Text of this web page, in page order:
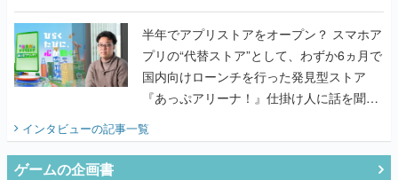
うこだわりをプロデューサーに聞いた
半年でアプリストアをオープン？ スマホア
プリの“代替ストア”として、わずか6ヵ月で
国内向けローンチを行った発見型ストア
『あっぷアリーナ！』仕掛け人に話を聞い
インタビューの記事一覧
ゲームの企画書